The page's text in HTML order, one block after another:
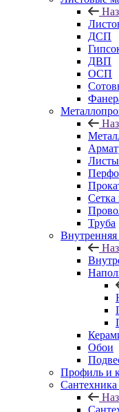
ДСП
ДВП
ОСП
Листы
Сетка
Труба
Внутренняя
Обои
Профиль и
Сантехника